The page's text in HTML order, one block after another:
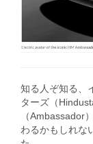
知る人ぞ知る、
ターズ（
（Ambassador
わるかもしれな